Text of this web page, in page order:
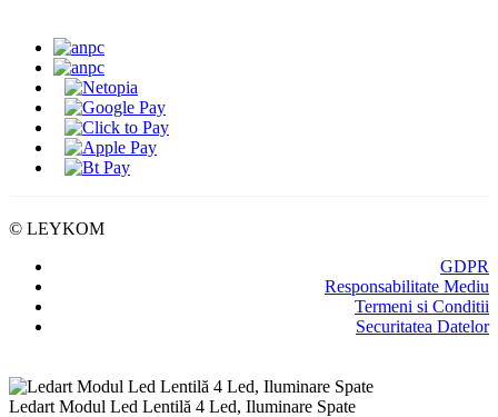
Modalitati de Livrare
© LEYKOM
GDPR
Responsabilitate Mediu
Termeni si Conditii
Securitatea Datelor
Ledart Modul Led Lentilă 4 Led, Iluminare Spate